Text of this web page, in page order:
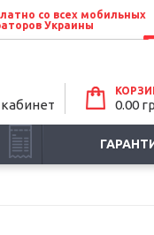
со всех мобильных
Украины
0.00